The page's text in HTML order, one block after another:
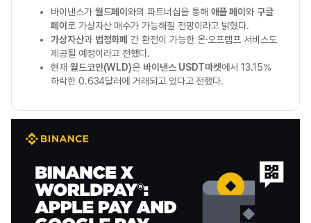
바이낸스가 월드페이와의 파트너십을 통해 애플 페이와구글
페이 로 가상자산 매수가 가능해질 전망이라고 밝혔다.
가상자산과 법정화폐 간 환전이 가능한 온·오프램프 서비스도
제공될 예정이라고 전했다.
현재 월드코인(WLD)은 바이낸스 USDT마켓에서 13.15%
하락한 0.634달러에 거래되고 있다고 전했다.